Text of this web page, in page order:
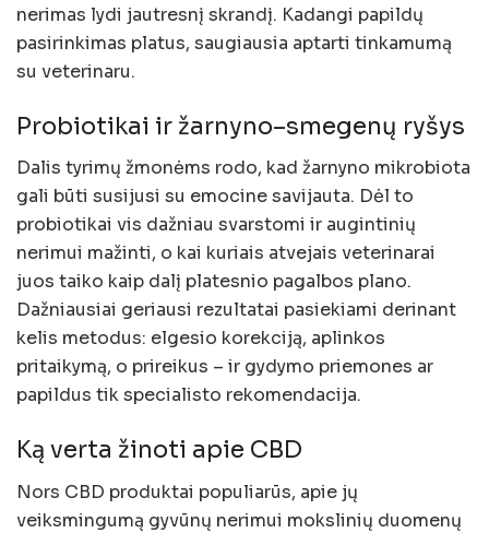
nerimas lydi jautresnį skrandį. Kadangi papildų
pasirinkimas platus, saugiausia aptarti tinkamumą
su veterinaru.
Probiotikai ir žarnyno–smegenų ryšys
Dalis tyrimų žmonėms rodo, kad žarnyno mikrobiota
gali būti susijusi su emocine savijauta. Dėl to
probiotikai vis dažniau svarstomi ir augintinių
nerimui mažinti, o kai kuriais atvejais veterinarai
juos taiko kaip dalį platesnio pagalbos plano.
Dažniausiai geriausi rezultatai pasiekiami derinant
kelis metodus: elgesio korekciją, aplinkos
pritaikymą, o prireikus – ir gydymo priemones ar
papildus tik specialisto rekomendacija.
Ką verta žinoti apie CBD
Nors CBD produktai populiarūs, apie jų
veiksmingumą gyvūnų nerimui mokslinių duomenų